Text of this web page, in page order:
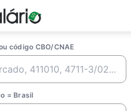
código CBO/CNAE
= Brasil